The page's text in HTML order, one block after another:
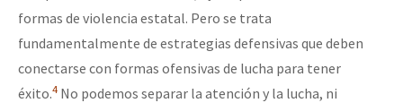
formas de violencia estatal. Pero se trata
fundamentalmente de estrategias defensivas que deben
conectarse con formas ofensivas de lucha para tener
éxito.4 No podemos separar la atención y la lucha, ni